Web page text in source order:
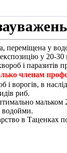
переміщена у
у 20-
і паразитів
членам
і ворогів, в
риб.
мальком
в Таценках